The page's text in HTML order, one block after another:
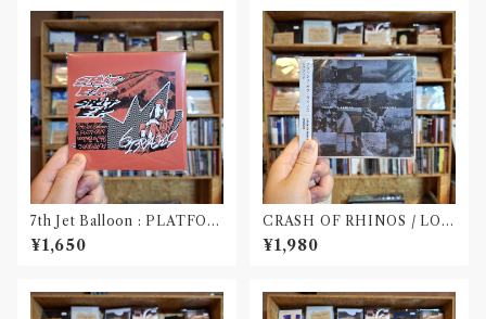
7th Jet Balloon : PLATFOR
M SPLIT EP(CD)〝長野〟×
〝大阪〟
¥1,650
CRASH OF RHINOS / LOG
BOOK(CD)
¥1,980